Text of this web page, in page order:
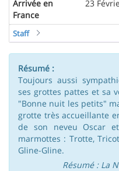
Arrivée en
France
23
Staff
Résumé :
Toujours aussi
ses grottes pattes et sa
"Bonne nuit les petits"
grotte très accueillante
de son neveu Oscar
marmottes : Trotte,
Gline-Gline.
Résumé : La